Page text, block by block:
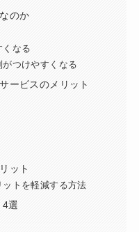
のか
くなる
つけやすくなる
ービスのメリット
ット
トを軽減する方法
4選